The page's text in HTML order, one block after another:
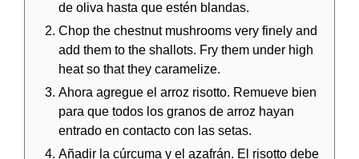
de oliva hasta que estén blandas.
Chop the chestnut mushrooms very finely and
add them to the shallots. Fry them under high
heat so that they caramelize.
Ahora agregue el arroz risotto. Remueve bien
para que todos los granos de arroz hayan
entrado en contacto con las setas.
Añadir la cúrcuma y el azafrán. El risotto debe